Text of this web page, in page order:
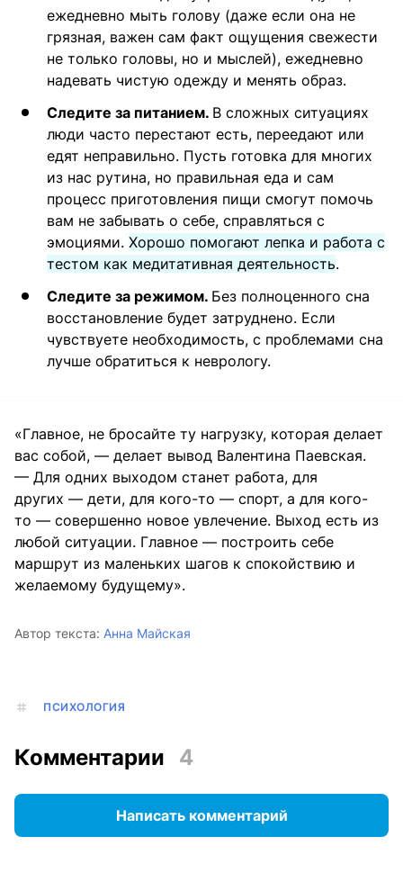
ежедневно мыть голову (даже если она не
грязная, важен сам факт ощущения свежести
не только головы, но и мыслей), ежедневно
надевать чистую одежду и менять образ.
Следите за питанием. В сложных ситуациях
люди часто перестают есть, переедают или
едят неправильно. Пусть готовка для многих
из нас рутина, но правильная еда и сам
процесс приготовления пищи смогут помочь
вам не забывать о себе, справляться с
эмоциями. Хорошо помогают лепка и работа с
тестом как медитативная деятельность.
Следите за режимом. Без полноценного сна
восстановление будет затруднено. Если
чувствуете необходимость, с проблемами сна
лучше обратиться к неврологу.
«Главное, не бросайте ту нагрузку, которая делает
вас собой, — делает вывод Валентина Паевская.
— Для одних выходом станет работа, для
других — дети, для кого-то — спорт, а для кого-
то — совершенно новое увлечение. Выход есть из
любой ситуации. Главное — построить себе
маршрут из маленьких шагов к спокойствию и
желаемому будущему».
Автор текста: Анна Майская
ПСИХОЛОГИЯ
Комментарии 4
Написать комментарий